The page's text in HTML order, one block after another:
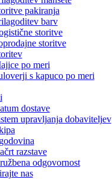
pakiranja
barv
storitve
storitve
po meri
s kapuco po meri
dostave
upravljanja dobaviteljev
razstave
odgovornost
nas